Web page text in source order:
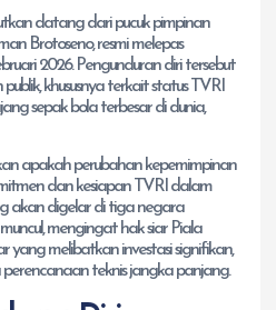
datang dari pucuk pimpinan
Brotoseno, resmi melepas
2026. Pengunduran diri tersebut
khususnya terkait status TVRI
sepak bola terbesar di dunia,
apakah perubahan kepemimpinan
dan kesiapan TVRI dalam
akan digelar di tiga negara
mengingat hak siar Piala
yang melibatkan investasi signifikan,
perencanaan teknis jangka panjang.